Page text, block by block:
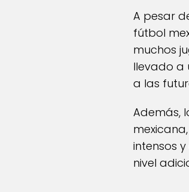
A pesar
fútbol
muchos
llevado a
a las
Además,
intensos
nivel